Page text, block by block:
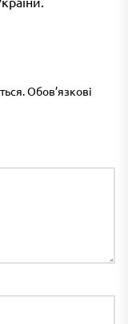
Обов’язкові